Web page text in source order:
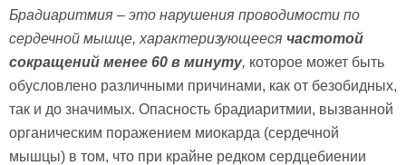
Брадиаритмия – это нарушения проводимости по
сердечной мышце, характеризующееся частотой
сокращений менее 60 в минуту, которое может быть
обусловлено различными причинами, как от безобидных,
так и до значимых. Опасность брадиаритмии, вызванной
органическим поражением миокарда (сердечной
мышцы) в том, что при крайне редком сердцебиении